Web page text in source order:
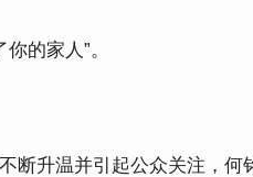
的家人”。
断升温并引起公众关注，